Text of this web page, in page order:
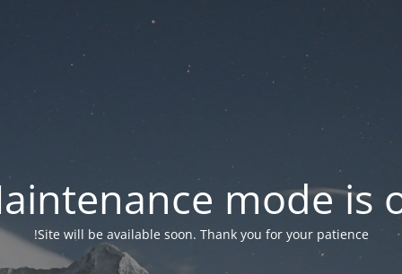
mode is
Site will be available soon. Thank you for your patience!